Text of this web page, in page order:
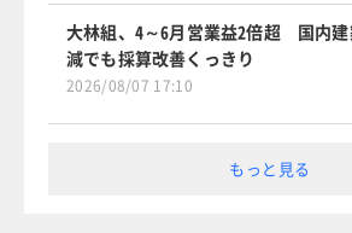
大林組、4～6月営業益2倍超 国内
減でも採算改善くっきり
2026/08/07 17:10
もっと見る